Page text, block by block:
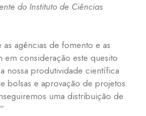
do Instituto de Ciências
as agências de fomento e as
em consideração este quesito
nossa produtividade científica
bolsas e aprovação de projetos.
uma distribuição de